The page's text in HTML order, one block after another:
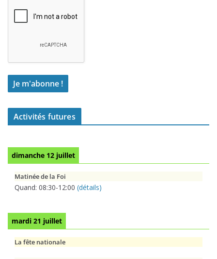
Activités futures
dimanche 12 juillet
Matinée de la Foi
Quand: 08:30-12:00 (détails)
mardi 21 juillet
La fête nationale